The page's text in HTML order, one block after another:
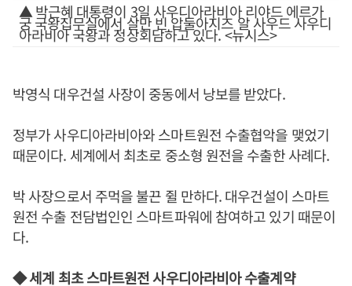
▲ 박근혜 대통령이 3일 사우디아라비아 리야드 에르가
궁 국왕집무실에서 살만 빈 압둘아지즈 알 사우드 사우디
아라비아 국왕과 정상회담하고 있다. <뉴시스>
박영식 대우건설 사장이 중동에서 낭보를 받았다.
정부가 사우디아라비아와 스마트원전 수출협악을 맺었기
때문이다. 세계에서 최초로 중소형 원전을 수출한 사례다.
박 사장으로서 주먹을 불끈 쥘 만하다. 대우건설이 스마트
원전 수출 전담법인인 스마트파워에 참여하고 있기 때문이
다.
◆ 세계 최초 스마트원전 사우디아라비아 수출계약